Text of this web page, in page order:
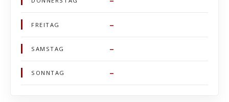
FREITAG –
SAMSTAG –
SONNTAG –